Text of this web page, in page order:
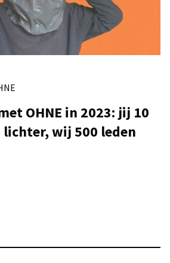
OHNE in 2023: jij 10
wij 500 leden